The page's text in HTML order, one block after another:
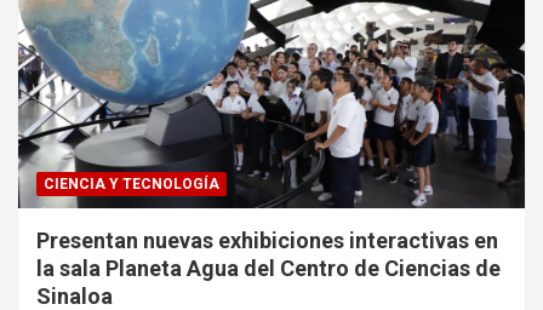
CIENCIA Y TECNOLOGÍA
Presentan nuevas exhibiciones interactivas en
la sala Planeta Agua del Centro de Ciencias de
Sinaloa